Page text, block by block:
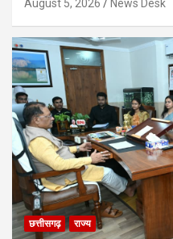
August 5, 2026 News Desk
छत्तीसगढ़ राज्य